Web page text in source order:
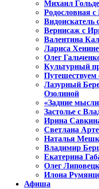
Михаил
Родословная
Вернисаж с
Валентина
Лариса
Олег
Культурный
Путешествуем
Лазурный
Озолиной
«Задние
Застолье с
Ирина
Светлана
Наталья
Владимир
Екатерина
Олег
Илона
Афиша